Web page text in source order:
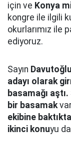
için ve Konya
kongre ile ilgili
okurlarımız ile
ediyoruz.
Sayın
adayı olarak
basamağı aştı.
bir basamak
ekibine
ikinci konuyu